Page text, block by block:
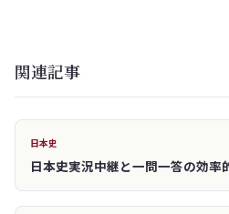
関連記事
日本史
日本史実況中継と一問一答の効率